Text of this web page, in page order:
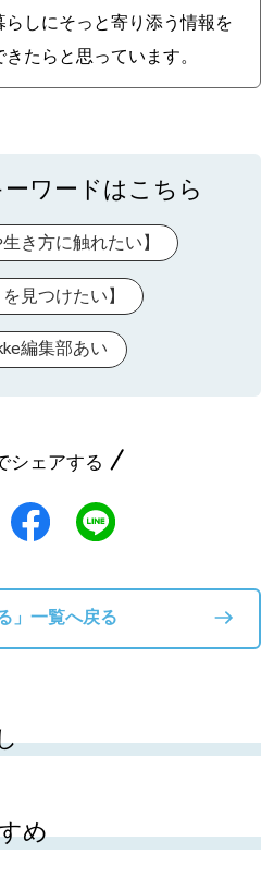
らしにそっと寄り添う情報を
きたらと思っています。
ワードはこちら
き方に触れたい】
見つけたい】
編集部あい
シェアする
」一覧へ戻る
め